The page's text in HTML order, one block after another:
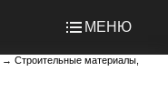
МЕНЮ
→ Строительные материалы,